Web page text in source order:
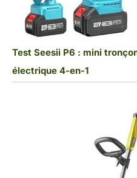
Test Seesii P6 : mini
électrique 4-en-1